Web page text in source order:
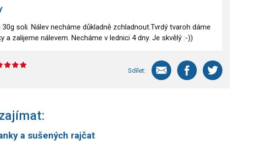
soli. Nálev necháme důkladně zchladnout.Tvrdý tvaroh dáme
a zalijeme nálevem. Necháme v lednici 4 dny. Je skvělý :-))
Sdílet:
a sušených rajčat